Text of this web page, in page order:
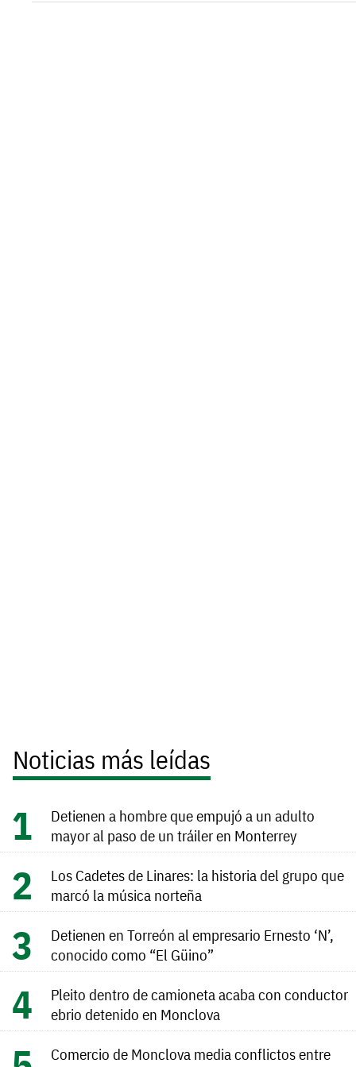
Noticias más leídas
Detienen a hombre que empujó a un adulto
mayor al paso de un tráiler en Monterrey
Los Cadetes de Linares: la historia del grupo que
marcó la música norteña
Detienen en Torreón al empresario Ernesto ‘N’,
conocido como “El Güino”
Pleito dentro de camioneta acaba con conductor
ebrio detenido en Monclova
Comercio de Monclova media conflictos entre